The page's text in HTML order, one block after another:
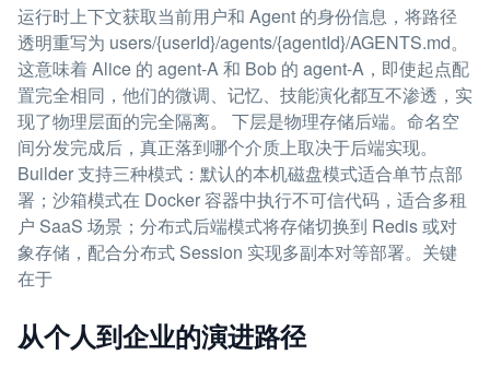
运行时上下文获取当前用户和 Agent 的身份信息，将路径
透明重写为 users/{userId}/agents/{agentId}/AGENTS.md。
这意味着 Alice 的 agent-A 和 Bob 的 agent-A，即使起点配
置完全相同，他们的微调、记忆、技能演化都互不渗透，实
现了物理层面的完全隔离。 下层是物理存储后端。命名空
间分发完成后，真正落到哪个介质上取决于后端实现。
Builder 支持三种模式：默认的本机磁盘模式适合单节点部
署；沙箱模式在 Docker 容器中执行不可信代码，适合多租
户 SaaS 场景；分布式后端模式将存储切换到 Redis 或对
象存储，配合分布式 Session 实现多副本对等部署。关键
在于
从个人到企业的演进路径